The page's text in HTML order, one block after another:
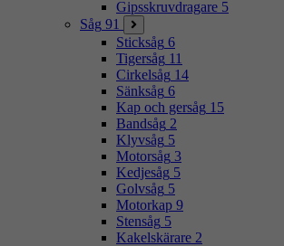
Gipsskruvdragare 5
Såg 91
Sticksåg 6
Tigersåg 11
Cirkelsåg 14
Sänksåg 6
Kap och gersåg 15
Bandsåg 2
Klyvsåg 5
Motorsåg 3
Kedjesåg 5
Golvsåg 5
Motorkap 9
Stensåg 5
Kakelskärare 2